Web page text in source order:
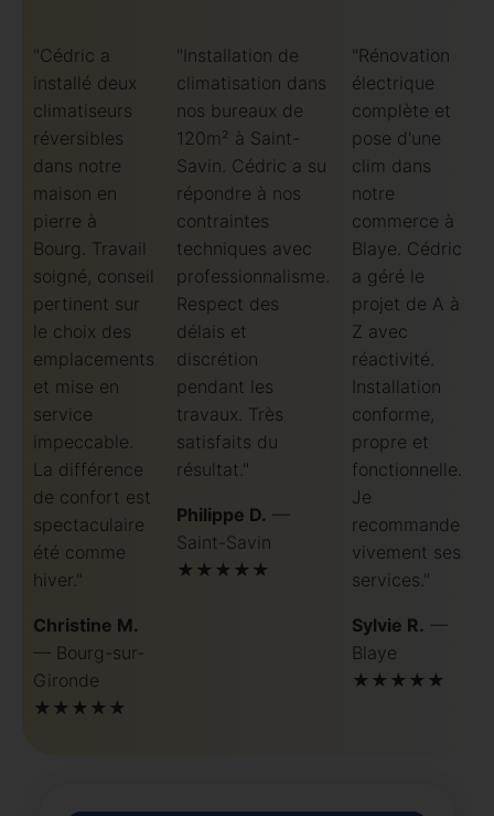
"Cédric a
installé deux
climatiseurs
réversibles
dans notre
maison en
pierre à
Bourg. Travail
soigné, conseil
pertinent sur
le choix des
emplacements
et mise en
service
impeccable.
La différence
de confort est
spectaculaire
été comme
hiver."
Christine M.
— Bourg-sur-
Gironde
★★★★★
"Installation de
climatisation dans
nos bureaux de
120m² à Saint-
Savin. Cédric a su
répondre à nos
contraintes
techniques avec
professionnalisme.
Respect des
délais et
discrétion
pendant les
travaux. Très
satisfaits du
résultat."
Philippe D. —
Saint-Savin
★★★★★
"Rénovation
électrique
complète et
pose d'une
clim dans
notre
commerce à
Blaye. Cédric
a géré le
projet de A à
Z avec
réactivité.
Installation
conforme,
propre et
fonctionnelle.
Je
recommande
vivement ses
services."
Sylvie R. —
Blaye
★★★★★